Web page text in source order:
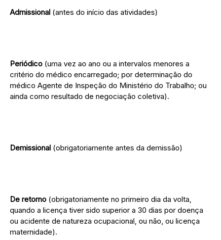
Admissional (antes do início das atividades)
Periódico (uma vez ao ano ou a intervalos menores a
critério do médico encarregado; por determinação do
médico Agente de Inspeção do Ministério do Trabalho; ou
ainda como resultado de negociação coletiva).
Demissional (obrigatoriamente antes da demissão)
De retorno (obrigatoriamente no primeiro dia da volta,
quando a licença tiver sido superior a 30 dias por doença
ou acidente de natureza ocupacional, ou não, ou licença
maternidade).